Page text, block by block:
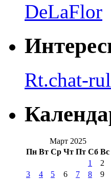
DeLaFlor
Rt.chat-
Март 2025
Пн Вт Ср Чт Пт Сб Вс
1
2
3
4 5 6 7 8
9